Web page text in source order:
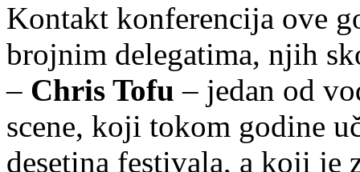
Kontakt konferencija ove
brojnim delegatima, njih
– Chris Tofu – jedan od
scene, koji tokom godine
desetina festivala, a koji je